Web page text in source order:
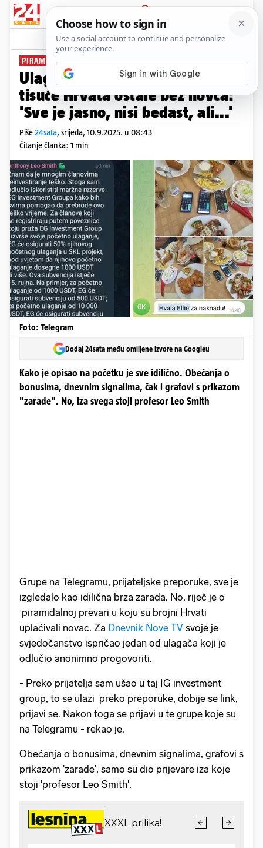
PRIJAVA
News Komentari
PIRAMIDALNA SHEMA
Ulagač u prevaru u kojoj su
tisuće Hrvata ostale bez novca:
'Sve je jasno, nisi bedast, ali...'
Piše24sata, srijeda, 10.9.2025. u 08:43
Čitanje članka: 1 min
Foto: Telegram
Dodaj 24sata među omiljene izvore na Googleu
Kako je opisao na početku je sve idilično. Obećanja o
bonusima, dnevnim signalima, čak i grafovi s prikazom
"zarade". No, iza svega stoji profesor Leo Smith
Grupe na Telegramu, prijateljske preporuke, sve je
izgledalo kao idilična brza zarada. No, riječ je o
piramidalnoj prevari u koju su brojni Hrvati
uplaćivali novac. Za Dnevnik Nove TV svoje je
svjedočanstvo ispričao jedan od ulagača koji je
odlučio anonimno progovoriti.
- Preko prijatelja sam ušao u taj IG investment
group, to se ulazi preko preporuke, dobije se link,
prijavi se. Nakon toga se prijavi u te grupe koje su
na Telegramu - rekao je.
Obećanja o bonusima, dnevnim signalima, grafovi s
prikazom 'zarade', samo su dio prijevare iza koje
stoji 'profesor Leo Smith'.